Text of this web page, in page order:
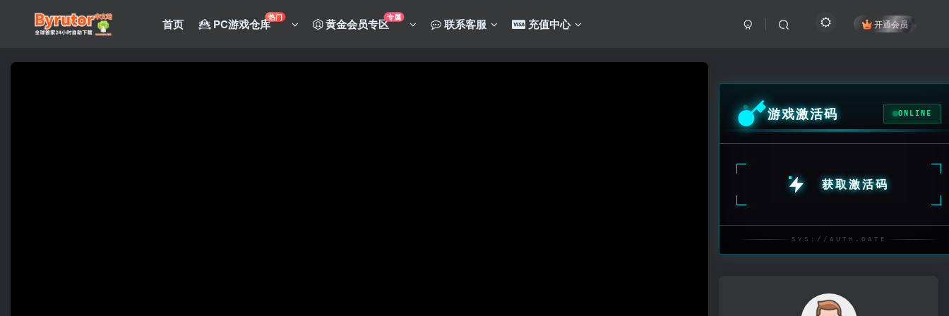
首页 PC游戏仓库热门 黄金会员专区专属 联系客服 充值中心 开通会员
游戏激活码 ONLINE
获取激活码
SYS://AUTH.GATE